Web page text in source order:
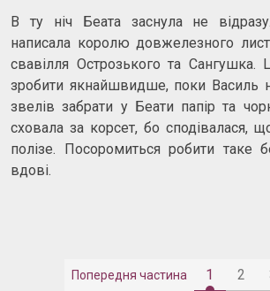
В ту ніч Беата заснула не
написала королю довжелезного
свавілля Острозького та Сангушка.
зробити якнайшвидше, поки Василь
звелів забрати у Беати папір та
сховала за корсет, бо сподівалася,
полізе. Посоромиться робити таке
вдові.
Попередня частина 1 2